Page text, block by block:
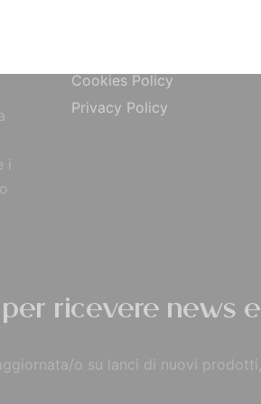
Cookies Policy
Privacy Policy
ricevere news
o su lanci di nuovi